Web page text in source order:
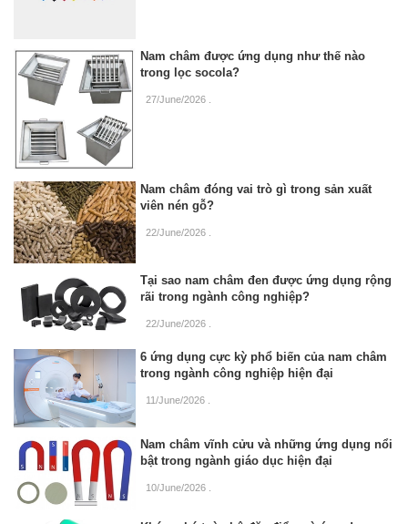
Nam châm được ứng dụng như thế nào
trong lọc socola?
27/June/2026
Nam châm đóng vai trò gì trong sản xuất
viên nén gỗ?
22/June/2026
Tại sao nam châm đen được ứng dụng rộng
rãi trong ngành công nghiệp?
22/June/2026
6 ứng dụng cực kỳ phổ biến của nam châm
trong ngành công nghiệp hiện đại
11/June/2026
Nam châm vĩnh cửu và những ứng dụng nổi
bật trong ngành giáo dục hiện đại
10/June/2026